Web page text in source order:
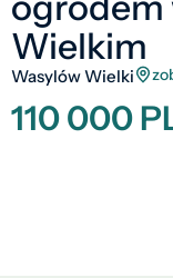
Wielkim
Wasylów Wielki
110 000